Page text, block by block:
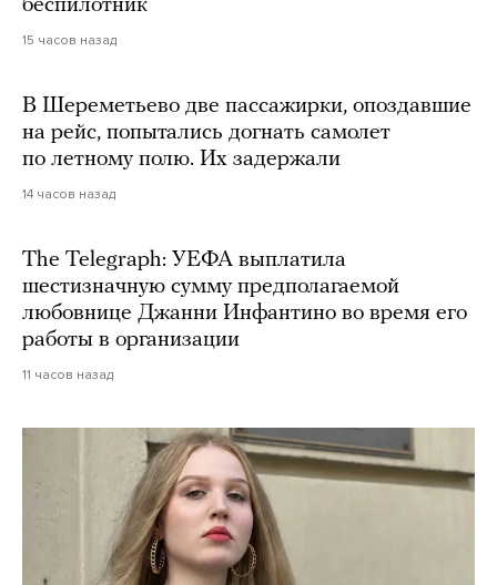
беспилотник
15 часов назад
В Шереметьево две пассажирки, опоздавшие
на рейс, попытались догнать самолет
по летному полю. Их задержали
14 часов назад
The Telegraph: УЕФА выплатила
шестизначную сумму предполагаемой
любовнице Джанни Инфантино во время его
работы в организации
11 часов назад